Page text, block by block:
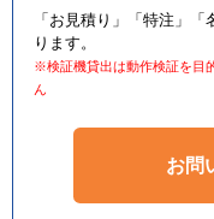
「お見積り」「特注」
ります。
※検証機貸出は動作検証を目
ん
お問